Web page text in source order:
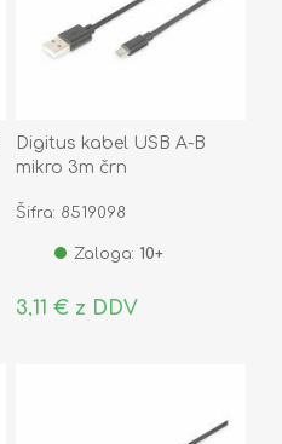
Digitus kabel USB A-B
mikro 3m črn
Šifra: 8519098
Zaloga: 10+
3,11 € z DDV